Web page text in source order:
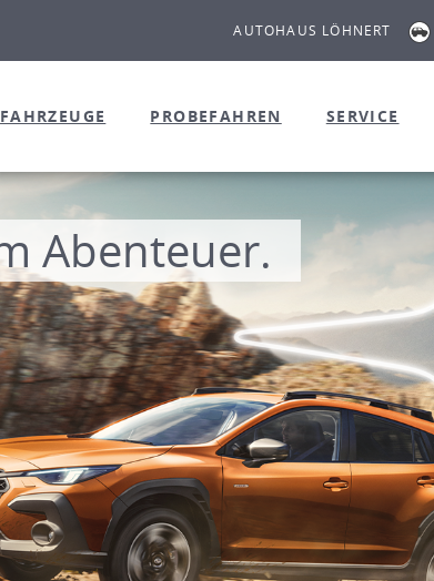
AUTOHAUS LÖHNERT
FAHRZEUGE PROBEFAHREN SERVICE